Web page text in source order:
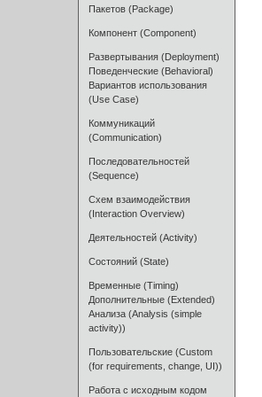
Пакетов (Package)
Компонент (Component)
Развертывания (Deployment)
Поведенческие (Behavioral)
Вариантов использования
(Use Case)
Коммуникаций
(Communication)
Последовательностей
(Sequence)
Схем взаимодействия
(Interaction Overview)
Деятельностей (Activity)
Состояний (State)
Временные (Timing)
Дополнительные (Extended)
Анализа (Analysis (simple
activity))
Пользовательские (Custom
(for requirements, change, UI))
Работа с исходным кодом